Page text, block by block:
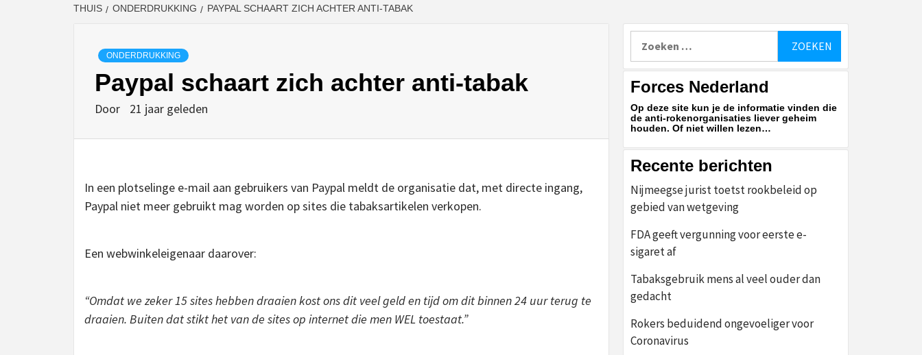
THUIS ONDERDRUKKING PAYPAL SCHAART ZICH ACHTER ANTI-TABAK
ONDERDRUKKING
Paypal schaart zich achter anti-tabak
Door 21 jaar geleden
In een plotselinge e-mail aan gebruikers van Paypal meldt de organisatie dat, met directe ingang,
Paypal niet meer gebruikt mag worden op sites die tabaksartikelen verkopen.
Een webwinkeleigenaar daarover:
“Omdat we zeker 15 sites hebben draaien kost ons dit veel geld en tijd om dit binnen 24 uur terug te
draaien. Buiten dat stikt het van de sites op internet die men WEL toestaat.”
naar:
Forces Nederland
Op deze site kun je de informatie vinden die
de anti-rokenorganisaties liever geheim
houden. Of niet willen lezen…
Recente berichten
Nijmeegse jurist toetst rookbeleid op
gebied van wetgeving
FDA geeft vergunning voor eerste e-
sigaret af
Tabaksgebruik mens al veel ouder dan
gedacht
Rokers beduidend ongevoeliger voor
Coronavirus